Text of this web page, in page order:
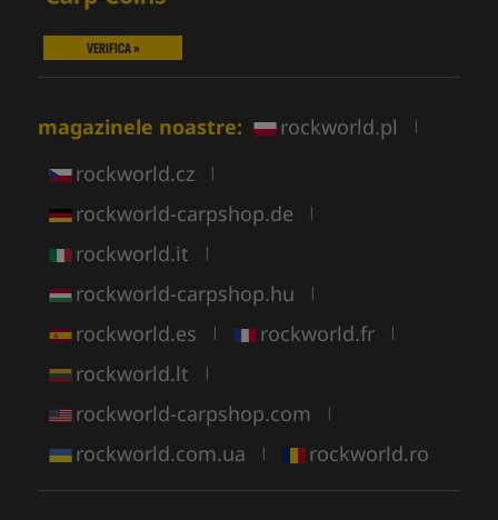
VERIFICA »
magazinele noastre: rockworld.pl |
rockworld.cz |
rockworld-carpshop.de |
rockworld.it |
rockworld-carpshop.hu |
rockworld.es | rockworld.fr |
rockworld.lt |
rockworld-carpshop.com |
rockworld.com.ua | rockworld.ro